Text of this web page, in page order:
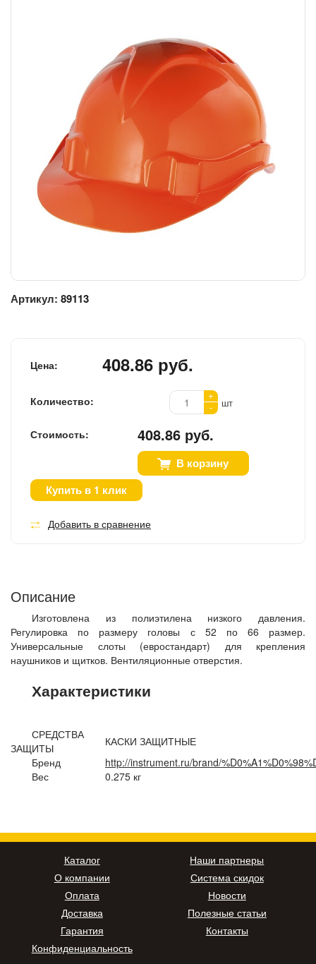
Артикул: 89113
Цена: 408.86 руб.
Количество:
+
-
шт
Стоимость: 408.86 руб.
В корзину
Купить в 1 клик
Добавить в сравнение
Описание
Изготовлена из полиэтилена низкого давления.
Регулировка по размеру головы с 52 по 66 размер.
Универсальные слоты (евростандарт) для крепления
наушников и щитков. Вентиляционные отверстия.
Характеристики
СРЕДСТВА
ЗАЩИТЫ
КАСКИ ЗАЩИТНЫЕ
Бренд
http://instrument.ru/brand/
Вес
0.275 кг
Каталог
О компании
Оплата
Доставка
Гарантия
Конфиденциальность
Наши партнеры
Система скидок
Новости
Полезные статьи
Контакты